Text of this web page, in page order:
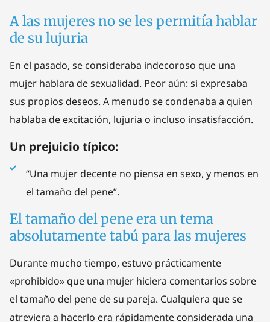
A las mujeres no se les permitía hablar
de su lujuria
En el pasado, se consideraba indecoroso que una
mujer hablara de sexualidad. Peor aún: si expresaba
sus propios deseos. A menudo se condenaba a quien
hablaba de excitación, lujuria o incluso insatisfacción.
Un prejuicio típico:
“Una mujer decente no piensa en sexo, y menos en
el tamaño del pene”.
El tamaño del pene era un tema
absolutamente tabú para las mujeres
Durante mucho tiempo, estuvo prácticamente
«prohibido» que una mujer hiciera comentarios sobre
el tamaño del pene de su pareja. Cualquiera que se
atreviera a hacerlo era rápidamente considerada una